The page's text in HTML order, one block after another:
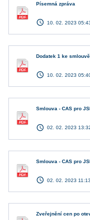
Písemná zpráva
access_time 10. 02. 2023
Dodatek 1 ke
access_time 10. 02. 2023
Smlouva - CAS pro
access_time 02. 02. 2023
Smlouva - CAS pro
access_time 02. 02. 2023
Zveřejnění cen po